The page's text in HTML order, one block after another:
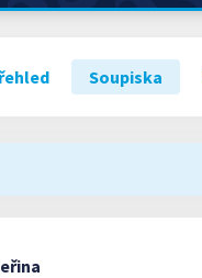
Soupiska